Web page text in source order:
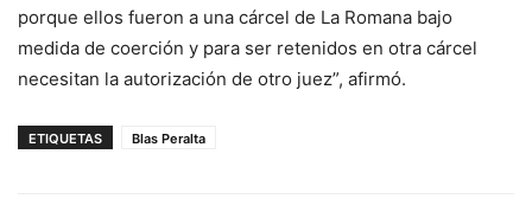
porque ellos fueron a una cárcel de La Romana bajo
medida de coerción y para ser retenidos en otra cárcel
necesitan la autorización de otro juez”, afirmó.
ETIQUETAS Blas Peralta